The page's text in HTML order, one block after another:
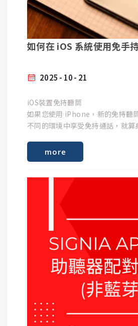
重新設定
如果突然無法連接助聽器，或調整
嘗試重新設定Vibe App。
點選左上角「≡」圖案。
步驟3 :
點選「APP設定內容」。
選擇「設定APP」。
選擇「OK」，就會將原本的設定
到一開始設定步驟開始設定。
21
10
2025
如何在 iOS 系統使用免手
iOS裝置免持聽筒
如果您使用 iPhone，新的免持聽
不同的環境中享受免持通話，就算
因此，您可以更自由地在進行其他
透過助聽器清楚地聽到電話中所說
more